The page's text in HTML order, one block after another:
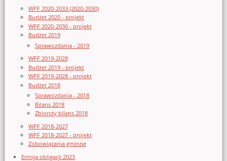
WPF 2020-2033 (2020-2030)
Budżet 2020 - projekt
WPF 2020-2030 - projekt
Budżet 2019
Sprawozdania - 2019
WPF 2019-2028
Budżet 2019 - projekt
WPF 2019-2028 - projekt
Budżet 2018
Sprawozdania - 2018
Bilans 2018
Zbiorczy bilans 2018
WPF 2018-2027
WPF 2018-2027 - projekt
Zobowiązania gminne
Emisja obligacji 2023